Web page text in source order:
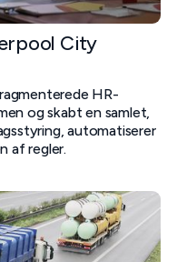
City
HR-
og skabt en samlet,
automatiserer
af regler.